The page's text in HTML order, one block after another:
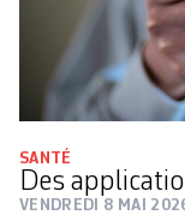
SANTÉ
Des
VENDREDI 8 MAI